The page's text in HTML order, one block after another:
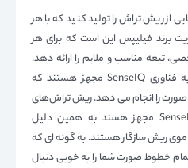
ریش تراش را تولید کنید که با هر
برند فیلیپس این است که برای هر
تیغه مناسب و ملایم را ارائه دهد.
ریش تراش های جدید فیلیپس به فناوری SenseIQ مجهز هستند که
صورت را انجام می دهد. ریش تراش‌های
چرخشی فیلیپس به فناوری SenseIQ مجهز هسند به همین دلیل
ریش سازگار هستند. به گونه ای که
خطوط صورت شما را به خوبی دنبال